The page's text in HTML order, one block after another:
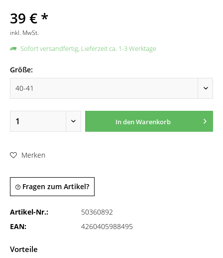
39 € *
inkl. MwSt.
Sofort versandfertig, Lieferzeit ca. 1-3 Werktage
Größe:
In denWarenkorb
Merken
Fragen zum Artikel?
Artikel-Nr.:
50360892
EAN:
4260405988495
Vorteile